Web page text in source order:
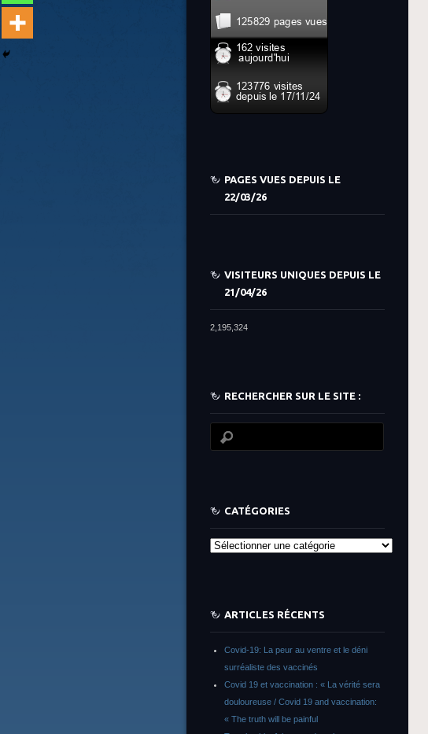
PAGES VUES DEPUIS LE
22/03/26
VISITEURS UNIQUES DEPUIS LE
21/04/26
2,195,324
RECHERCHER SUR LE SITE :
CATÉGORIES
Catégories
ARTICLES RÉCENTS
Covid-19: La peur au ventre et le déni
surréaliste des vaccinés
Covid 19 et vaccination : « La vérité sera
douloureuse / Covid 19 and vaccination:
« The truth will be painful